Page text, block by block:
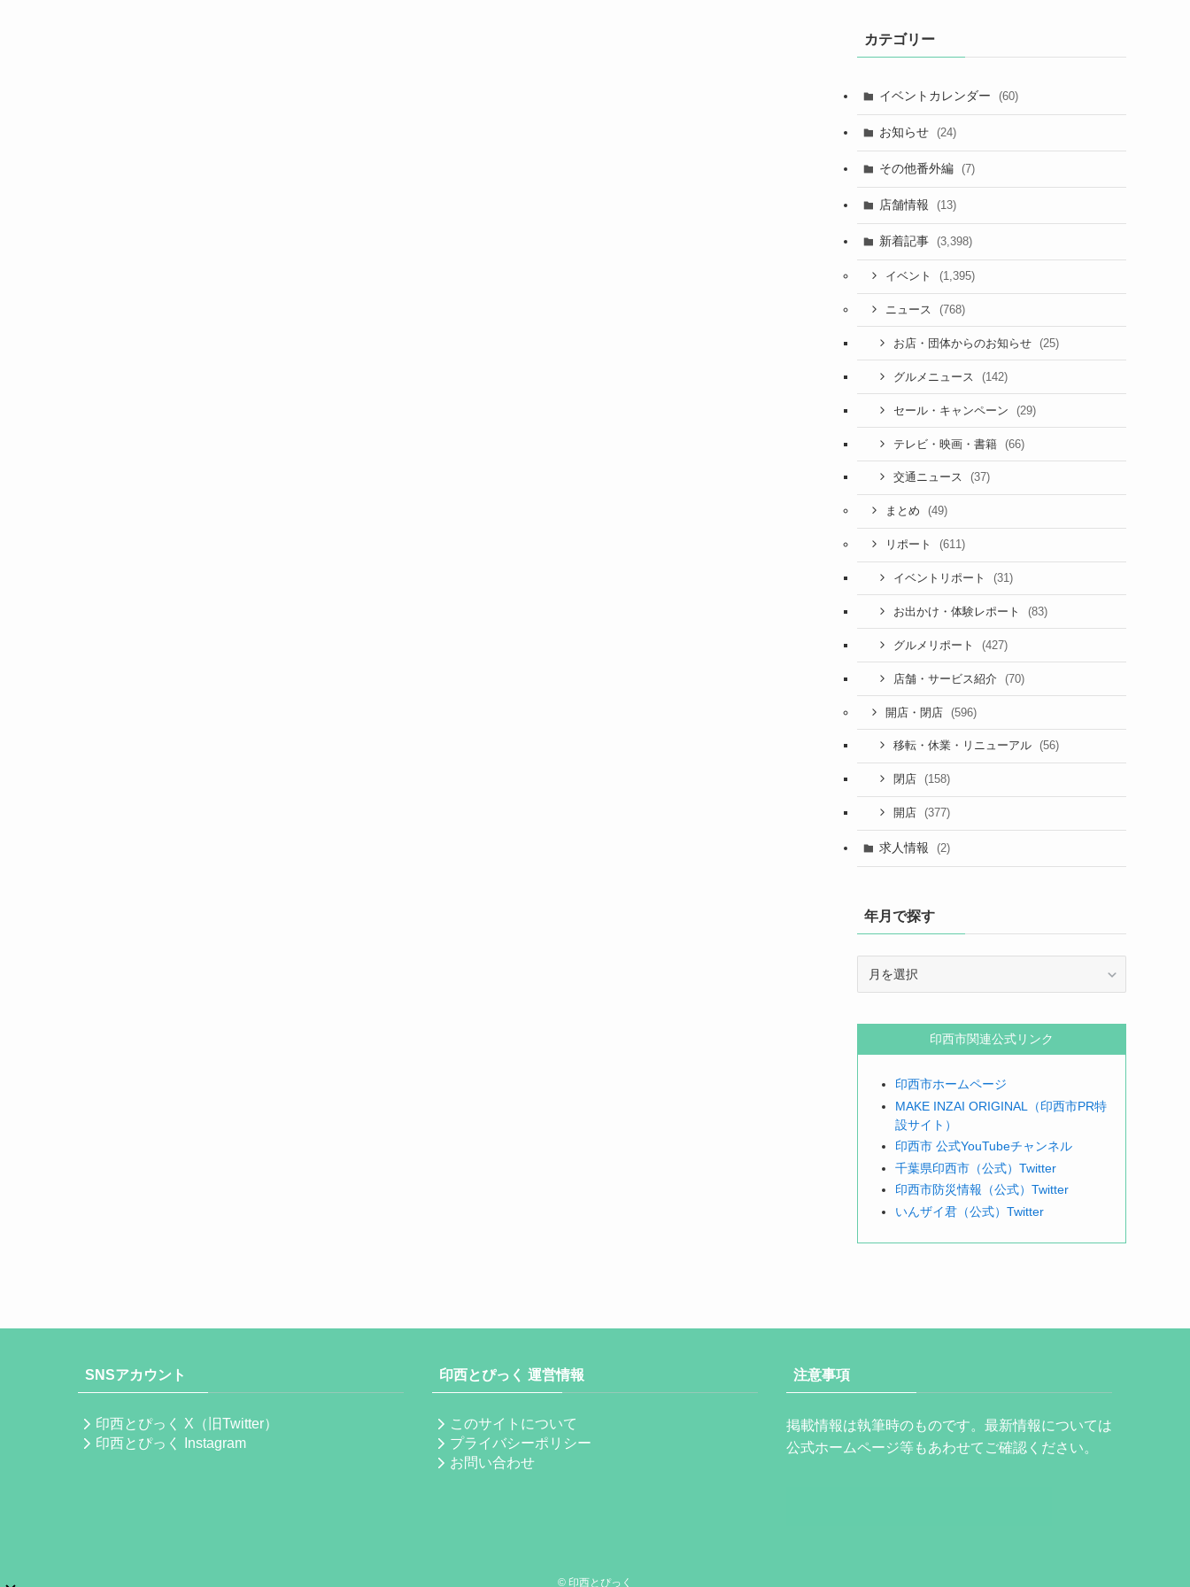
カテゴリー
イベントカレンダー (60)
お知らせ (24)
その他番外編 (7)
店舗情報 (13)
新着記事 (3,398)
イベント (1,395)
ニュース (768)
お店・団体からのお知らせ (25)
グルメニュース (142)
セール・キャンペーン (29)
テレビ・映画・書籍 (66)
交通ニュース (37)
まとめ (49)
リポート (611)
イベントリポート (31)
お出かけ・体験レポート (83)
グルメリポート (427)
店舗・サービス紹介 (70)
開店・閉店 (596)
移転・休業・リニューアル (56)
閉店 (158)
開店 (377)
求人情報 (2)
年月で探す
探
印西市関連公式リンク
印西市ホームページ
MAKE INZAI ORIGINAL（印西市PR特
設サイト）
印西市 公式YouTubeチャンネル
千葉県印西市（公式）Twitter
印西市防災情報（公式）Twitter
いんザイ君（公式）Twitter
SNSアカウント
印西とぴっく X（旧Twitter）
印西とぴっく Instagram
印西とぴっく 運営情報
このサイトについて
プライバシーポリシー
お問い合わせ
注意事項
掲載情報は執筆時のものです。最新情報については
公式ホームページ等もあわせてご確認ください。
© 印西とぴっく